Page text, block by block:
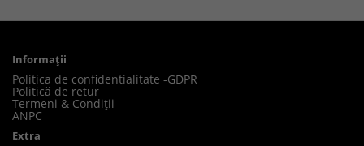
Informaţii
Politica de confidentialitate -GDPR
Politică de retur
Termeni & Condiții
ANPC
Extra